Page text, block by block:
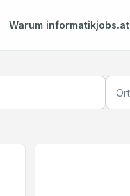
Warum informatikjobs.at